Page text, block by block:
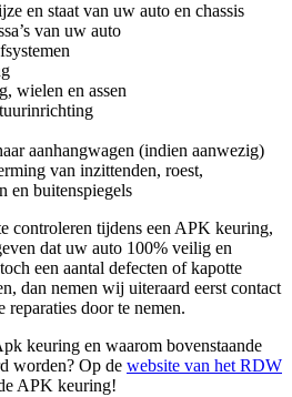
en staat van uw auto en chassis
van uw auto
wielen en assen
aanhangwagen (indien aanwezig)
van inzittenden, roest,
en buitenspiegels
controleren tijdens een APK keuring,
dat uw auto 100% veilig en
een aantal defecten of kapotte
dan nemen wij uiteraard eerst contact
reparaties door te nemen.
keuring en waarom bovenstaande
worden? Op de website van het RDW
APK keuring!